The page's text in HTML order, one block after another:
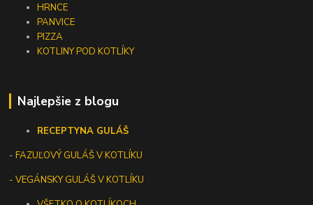
HRNCE
PANVICE
PIZZA
KOTLINY POD KOTLÍKY
Najlepšie z blogu
RECEPTYNA GULÁŠ
-FAZUĽOVÝ GULÁŠ V KOTLÍKU
- VEGÁNSKY GULÁŠ V KOTLÍKU